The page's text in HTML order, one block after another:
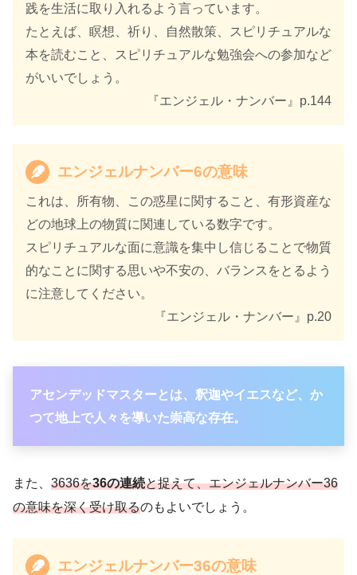
2021年11月
践を生活に取り入れるよう言っています。
たとえば、瞑想、祈り、自然散策、スピリチュアルな
本を読むこと、スピリチュアルな勉強会への参加など
がいいでしょう。
『エンジェル・ナンバー』p.144
エンジェルナンバー6の意味
これは、所有物、この惑星に関すること、有形資産な
どの地球上の物質に関連している数字です。
スピリチュアルな面に意識を集中し信じることで物質
的なことに関する思いや不安の、バランスをとるよう
に注意してください。
『エンジェル・ナンバー』p.20
アセンデッドマスターとは、釈迦やイエスなど、か
つて地上で人々を導いた崇高な存在。
また、 3636を36の連続と捉えて、エンジェルナンバー36
の意味を深く受け取るのもよいでしょう。
エンジェルナンバー36の意味